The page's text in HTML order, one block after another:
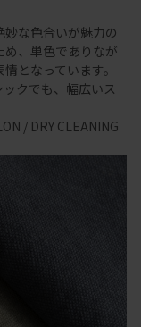
な色合いが魅力の
、単色でありなが
となっています。
クでも、幅広いス
/ DRY CLEANING